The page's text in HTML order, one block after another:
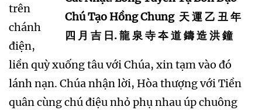
Chú Tạo Hồng Chung 天 運 乙 丑 年
四 月 吉 日. 龍 泉 寺 夲 道 鑄 造 洪 鐘
trên
chánh
điện,
liền quỳ xuống tâu với Chúa, xin tạm vào đó
lánh nạn. Chúa nhận lời, Hòa thượng với Tiền
quân cùng chú điệu nhỏ phụ nhau úp chuông